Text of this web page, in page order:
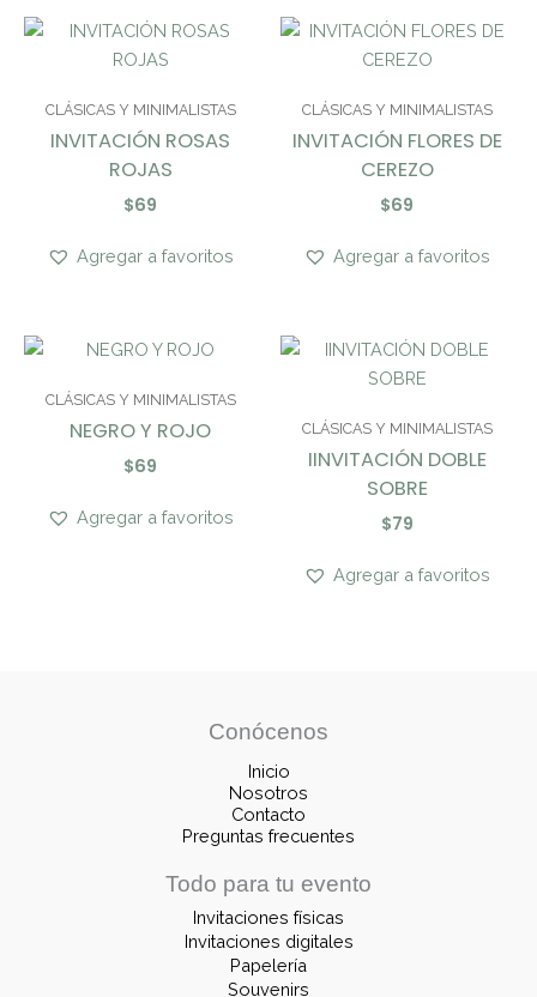
CLÁSICAS Y MINIMALISTAS
INVITACIÓN ROSAS
ROJAS
$69
Agregar a favoritos
CLÁSICAS Y MINIMALISTAS
INVITACIÓN FLORES DE
CEREZO
$69
Agregar a favoritos
CLÁSICAS Y MINIMALISTAS
NEGRO Y ROJO
$69
Agregar a favoritos
CLÁSICAS Y MINIMALISTAS
IINVITACIÓN DOBLE
SOBRE
$79
Agregar a favoritos
Conócenos
Inicio
Nosotros
Contacto
Preguntas frecuentes
Todo para tu evento
Invitaciones físicas
Invitaciones digitales
Papelería
Souvenirs